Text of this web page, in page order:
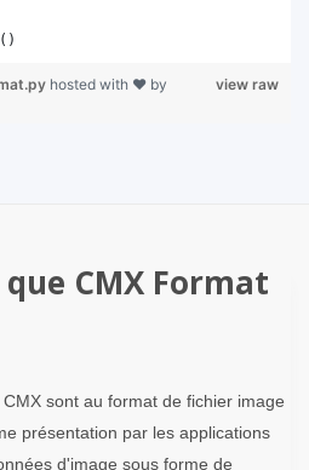
()
view raw
hosted with ❤ by
CMX Format
sont au format de fichier image
présentation par les applications
d'image sous forme de